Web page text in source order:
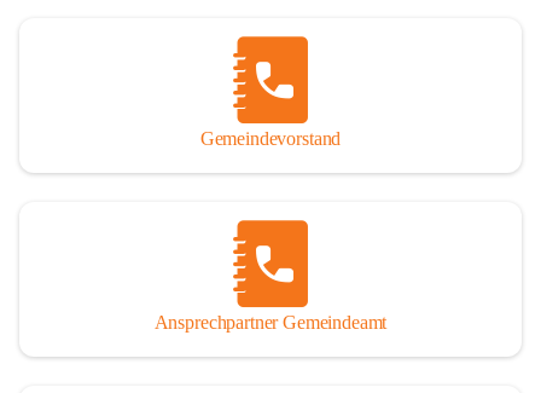
Gemeindevorstand
Ansprechpartner Gemeindeamt